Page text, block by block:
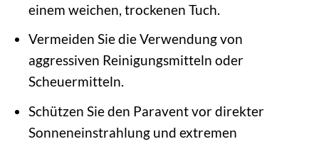
einem weichen, trockenen Tuch.
Vermeiden Sie die Verwendung von
aggressiven Reinigungsmitteln oder
Scheuermitteln.
Schützen Sie den Paravent vor direkter
Sonneneinstrahlung und extremen